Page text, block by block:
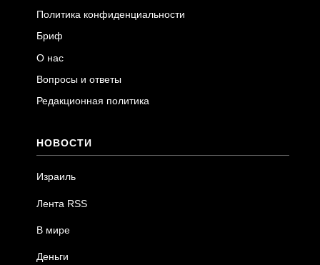
Политика конфиденциальности
Бриф
О нас
Вопросы и ответы
Редакционная политика
НОВОСТИ
Израиль
Лента RSS
В мире
Деньги